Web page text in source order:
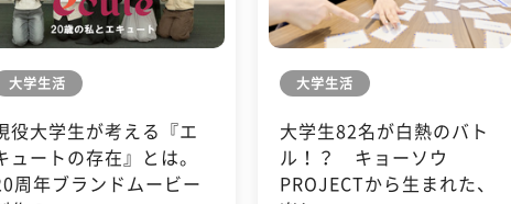
大学生活
役大学生が考える『エ
ュートの存在』とは。
周年ブランドムービー
大学生活
大学生82名が白熱のバト
ル！？ キョーソウ
PROJECTから生まれた、